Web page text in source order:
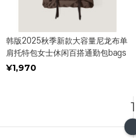
韩版2025秋季新款大容量尼龙布单
肩托特包女士休闲百搭通勤包bags
¥1,970
1